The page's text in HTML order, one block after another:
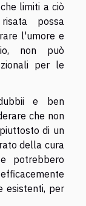
limiti a ciò
possa
l'umore e
non può
per le
e ben
che non
di un
della cura
potrebbero
esistenti, per